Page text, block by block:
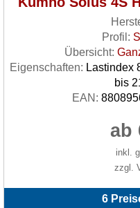
Profil:
Übersicht:
Eigenschaften: Lastindex
bis
EAN:
ab
inkl.
zzgl.
6